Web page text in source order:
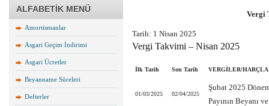
ALFABETİK MENÜ
Amortismanlar
Asgari Geçim İndirimi
Asgari Ücretler
Beyanname Süreleri
Defterler
Vergi
Tarih: 1 Nisan 2025
Vergi Takvimi – Nisan 2025
İlk Tarih Son Tarih VERGİLER/
01/03/2025 02/04/2025
Şubat 2025
Payının Beyanı